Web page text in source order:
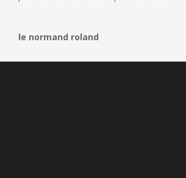
le normand roland